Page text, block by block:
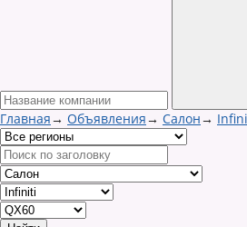
Главная→ Объявления→ Салон→